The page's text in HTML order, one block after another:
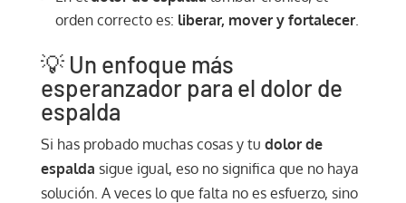
orden correcto es: liberar, mover y fortalecer.
💡 Un enfoque más
esperanzador para el dolor de
espalda
Si has probado muchas cosas y tu dolor de
espalda sigue igual, eso no significa que no haya
solución. A veces lo que falta no es esfuerzo, sino